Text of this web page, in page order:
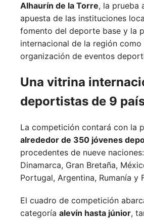
Alhaurín de la Torre, la prueba
apuesta de las instituciones
fomento del deporte base y la
internacional de la región como
organización de eventos
Una vitrina
deportistas de 9
La competición contará con la
alrededor de 350 jóvenes
procedentes de nueve naciones:
Dinamarca, Gran Bretaña,
Portugal, Argentina, Rumanía y
El cuadro de competición
categoría alevín hasta júnior,